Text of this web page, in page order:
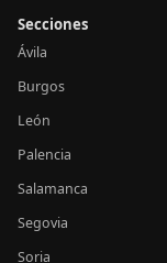
Secciones
Ávila
Burgos
León
Palencia
Salamanca
Segovia
Soria